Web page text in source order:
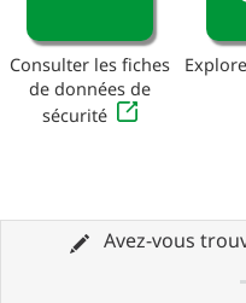
Consulter les fiches
de données de
sécurité
Avez-vous